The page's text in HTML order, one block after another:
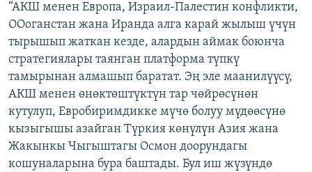
“АКШ менен Европа, Израил-Палестин конфликти,
ООоганстан жана Иранда алга карай жылыш үчүн
тырышып жаткан кезде, алардын аймак боюнча
стратегиялары таянган платформа түпкү
тамырынан алмашып баратат. Эң эле маанилүүсү,
АКШ менен өнөктөштүктүн тар чөйрөсүнөн
кутулуп, Евробиримдикке мүчө болуу мүдөөсүнө
кызыгышы азайган Түркия көнүлүн Азия жана
Жакынкы Чыгыштагы Осмон доорундагы
кошуналарына бура баштады. Бул иш жүзүндө